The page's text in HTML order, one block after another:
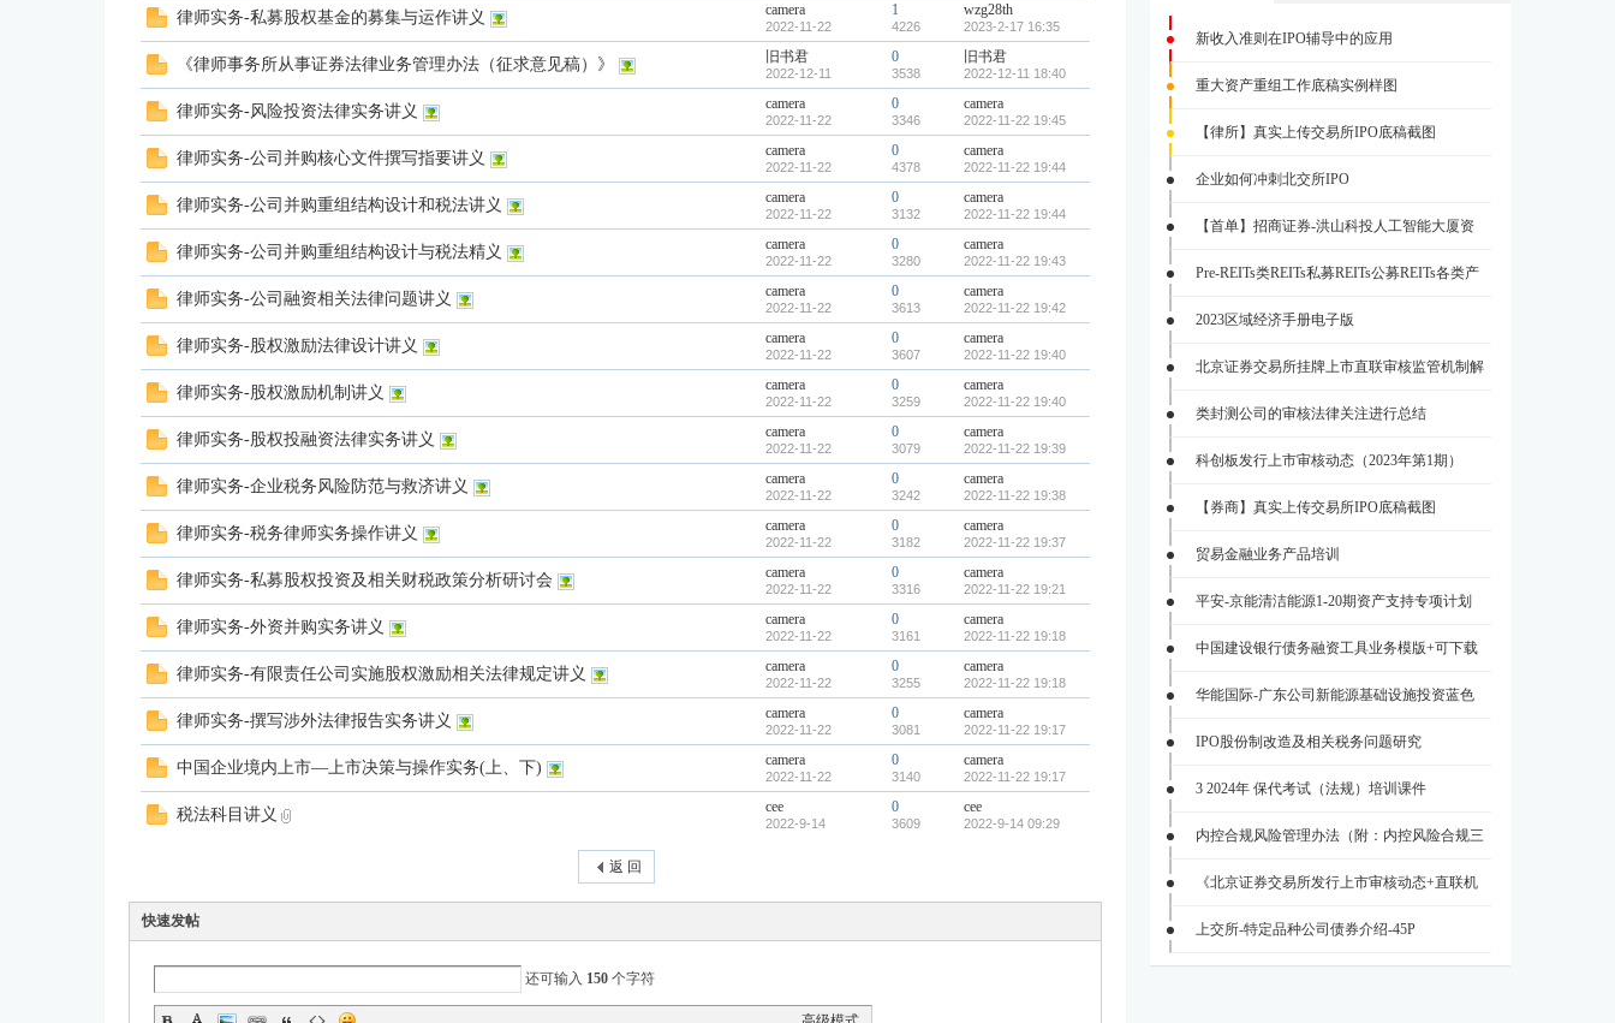
律师实务-私募股权基金的募集与运作讲义 camera
2022-11-22
1
4226
wzg28th
2023-2-17 16:35
《律师事务所从事证券法律业务管理办法（征求意见稿）》 旧书君
2022-12-11
0
3538
旧书君
2022-12-11 18:40
律师实务-风险投资法律实务讲义 camera
2022-11-22
0
3346
camera
2022-11-22 19:45
律师实务-公司并购核心文件撰写指要讲义 camera
2022-11-22
0
4378
camera
2022-11-22 19:44
律师实务-公司并购重组结构设计和税法讲义 camera
2022-11-22
0
3132
camera
2022-11-22 19:44
律师实务-公司并购重组结构设计与税法精义 camera
2022-11-22
0
3280
camera
2022-11-22 19:43
律师实务-公司融资相关法律问题讲义 camera
2022-11-22
0
3613
camera
2022-11-22 19:42
律师实务-股权激励法律设计讲义 camera
2022-11-22
0
3607
camera
2022-11-22 19:40
律师实务-股权激励机制讲义 camera
2022-11-22
0
3259
camera
2022-11-22 19:40
律师实务-股权投融资法律实务讲义 camera
2022-11-22
0
3079
camera
2022-11-22 19:39
律师实务-企业税务风险防范与救济讲义 camera
2022-11-22
0
3242
camera
2022-11-22 19:38
律师实务-税务律师实务操作讲义 camera
2022-11-22
0
3182
camera
2022-11-22 19:37
律师实务-私募股权投资及相关财税政策分析研讨会 camera
2022-11-22
0
3316
camera
2022-11-22 19:21
律师实务-外资并购实务讲义 camera
2022-11-22
0
3161
camera
2022-11-22 19:18
律师实务-有限责任公司实施股权激励相关法律规定讲义 camera
2022-11-22
0
3255
camera
2022-11-22 19:18
律师实务-撰写涉外法律报告实务讲义 camera
2022-11-22
0
3081
camera
2022-11-22 19:17
中国企业境内上市—上市决策与操作实务(上、下) camera
2022-11-22
0
3140
camera
2022-11-22 19:17
税法科目讲义 cee
2022-9-14
0
3609
cee
2022-9-14 09:29
返 回
快速发帖
还可输入 150 个字符
新收入准则在IPO辅导中的应用
重大资产重组工作底稿实例样图
【律所】真实上传交易所IPO底稿截图
企业如何冲刺北交所IPO
【首单】招商证券-洪山科投人工智能大厦资
Pre-REITs类REITs私募REITs公募REITs各类产
2023区域经济手册电子版
北京证券交易所挂牌上市直联审核监管机制解
类封测公司的审核法律关注进行总结
科创板发行上市审核动态（2023年第1期）
【券商】真实上传交易所IPO底稿截图
贸易金融业务产品培训
平安-京能清洁能源1-20期资产支持专项计划
中国建设银行债务融资工具业务模版+可下载
华能国际-广东公司新能源基础设施投资蓝色
IPO股份制改造及相关税务问题研究
3 2024年 保代考试（法规）培训课件
内控合规风险管理办法（附：内控风险合规三
《北京证券交易所发行上市审核动态+直联机
上交所-特定品种公司债券介绍-45P